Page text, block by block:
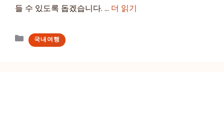
들 수 있도록 돕겠습니다. … 더 읽기
카
테
국내여행